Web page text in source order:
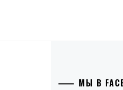
МЫ В